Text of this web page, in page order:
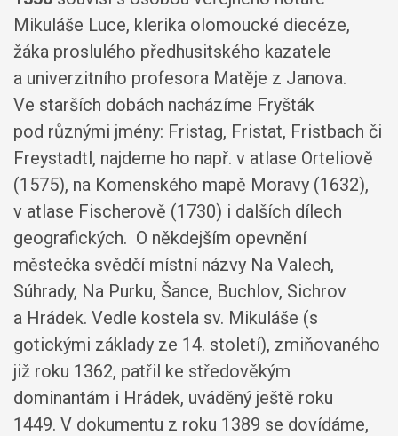
Mikuláše Luce, klerika olomoucké diecéze,
žáka proslulého předhusitského kazatele
a univerzitního profesora Matěje z Janova.
Ve starších dobách nacházíme Fryšták
pod různými jmény: Fristag, Fristat, Fristbach či
Freystadtl, najdeme ho např. v atlase Orteliově
(1575), na Komenského mapě Moravy (1632),
v atlase Fischerově (1730) i dalších dílech
geografických. O někdejším opevnění
městečka svědčí místní názvy Na Valech,
Súhrady, Na Purku, Šance, Buchlov, Sichrov
a Hrádek. Vedle kostela sv. Mikuláše (s
gotickými základy ze 14. století), zmiňovaného
již roku 1362, patřil ke středověkým
dominantám i Hrádek, uváděný ještě roku
1449. V dokumentu z roku 1389 se dovídáme,